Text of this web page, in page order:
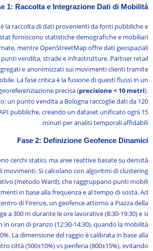
1: Raccolta e Integrazione Dati di Mobilità
la raccolta di dati provenienti da fonti pubbliche e
forniscono statistiche demografiche e mobiliari
mentre OpenStreetMap offre dati geospaziali
vendita, strade e infrastrutture. Partner retail
e anonimizzati sui movimenti clienti tramite
La fase critica è la fusione di questi flussi in un
precisa (precisione < 10 metri).
un punto vendita a Bologna raccoglie dati da 120
pubbliche, creando un dataset unificato ogni 15
minuti per analisi temporali affidabili.
Fase 2: Definizione Geofence Dinamici
cerchi statici, ma aree reattive basate su densità
movimenti. Si calcolano con algoritmi di clustering
(metodo Ward), che raggruppano punti mobili
in base alla frequenza e al tempo di sosta. Ad
di Firenze, un geofence attorno a Piazza della
a 300 m durante le ore lavorative (8:30-19:30) e si
in orari di pranzo (12:30-14:30), quando la mobilità
La dimensione del raggio è calibrata in base alla
città (500±10%) vs periferia (800±15%), evitando